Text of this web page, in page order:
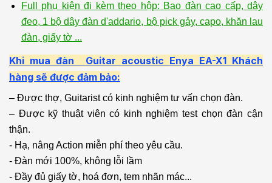
Full phụ kiện đi kèm theo hộp: Bao đàn cao cấp, dây
đeo, 1 bộ dây đàn d'addario, bộ pick gảy, capo, khăn lau
đàn, giấy tờ ...
Khi mua đàn Guitar acoustic Enya EA-X1Khách
hàng sẽ được đảm bảo:
– Được thợ, Guitarist có kinh nghiệm tư vấn chọn đàn.
– Được kỹ thuật viên có kinh nghiệm test chọn đàn cận
thận.
- Hạ, nâng Action miễn phí theo yêu cầu.
- Đàn mới 100%, không lỗi lầm
- Đầy đủ giấy tờ, hoá đơn, tem nhãn mác...